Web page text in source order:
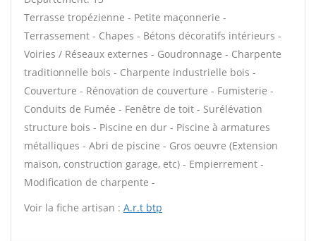
Terrasse tropézienne - Petite maçonnerie -
Terrassement - Chapes - Bétons décoratifs intérieurs -
Voiries / Réseaux externes - Goudronnage - Charpente
traditionnelle bois - Charpente industrielle bois -
Couverture - Rénovation de couverture - Fumisterie -
Conduits de Fumée - Fenêtre de toit - Surélévation
structure bois - Piscine en dur - Piscine à armatures
métalliques - Abri de piscine - Gros oeuvre (Extension
maison, construction garage, etc) - Empierrement -
Modification de charpente -
Voir la fiche artisan : A.r.t btp